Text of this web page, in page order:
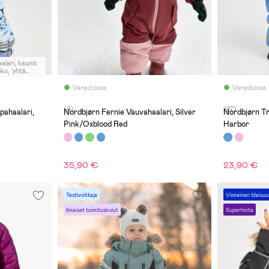
kaunis
nilkkoihin
kiristys.
irti.
Varastossa
(9)
Nordbjørn Fernie Vauvahaalari, Silver
Pink/Oxblood Red
35,90 €
Varastossa
(27)
Nordbjørn
Harbor
23,90 €
Testivoittaja
Ilmaiset toimituskulut
Viimeinen
Superhinta